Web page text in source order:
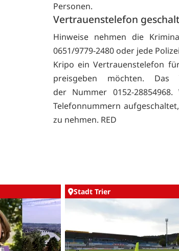
Personen.
Vertrauenstelefon
Hinweise nehmen die
0651/9779-2480 oder jede
Kripo ein Vertrauenstelefon
preisgeben möchten. Das
der Nummer 0152-
Telefonnummern
zu nehmen. RED
Stadt Trier